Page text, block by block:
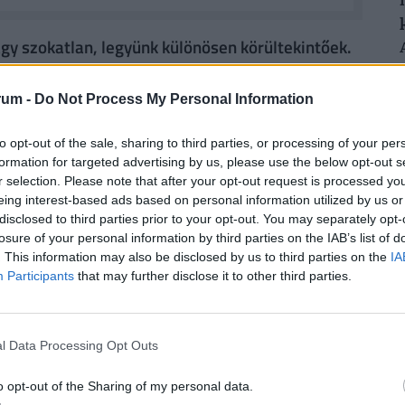
- Do Not Process My Personal Information
opt-out of the sale, sharing to third parties, or processing of your
for targeted advertising by us, please use the below opt-out
selection. Please note that after your opt-out request is processed
interest-based ads based on personal information utilized by us
to third parties prior to your opt-out. You may separately
of your personal information by third parties on the IAB’s list of
This information may also be disclosed by us to third parties on the
Participants that may further disclose it to other third parties.
Data Processing Opt Outs
opt-out of the Sharing of my personal data.
szokatlan, legyünk különösen körültekintőek.
mert lehetséges, hogy
Próbáljunk meg lehetőséget kérni arra, hogy
és időpontot kérjünk), felajánlva hogy vállaljuk
indokolt a fokozott óvatosság.
beütve az eladó nevét, lehetséges,
szerint ilyen néven már követtek el
azefk.huoldalon elérhető HOWARD-ot. A
adatait és elkerülni a tisztességtelen
csalások Nyugat-Európában elterjedtek,
számban jelennek meg.